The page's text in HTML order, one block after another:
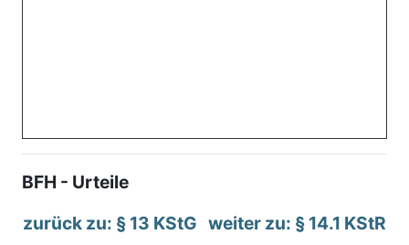
BFH - Urteile
zurück zu: § 13 KStG weiter zu: § 14.1 KStR